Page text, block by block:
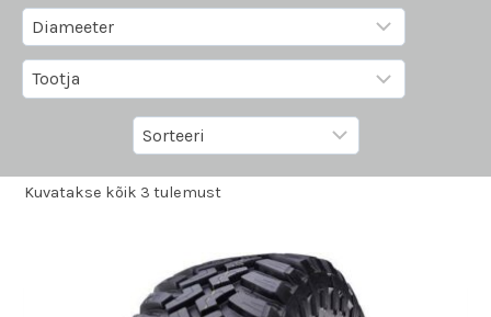
Kuvatakse kõik 3 tulemust